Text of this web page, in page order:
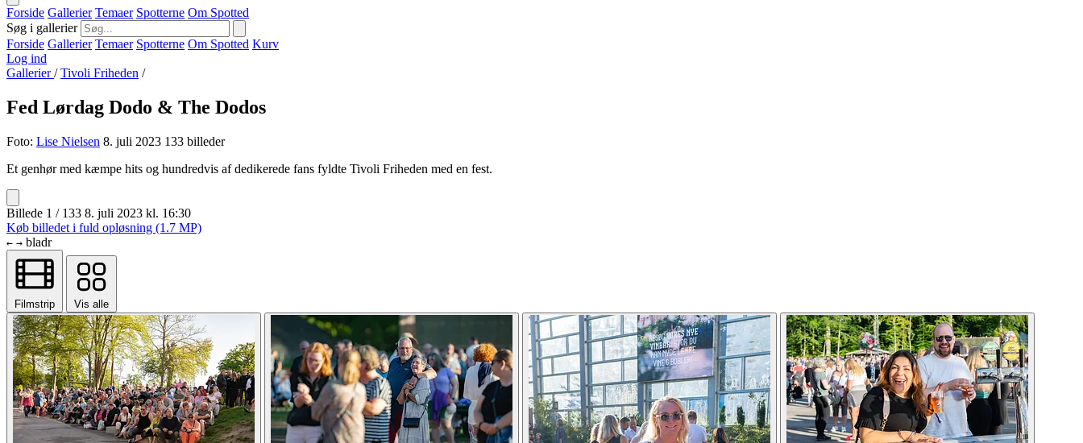
Forside Gallerier Temaer Spotterne Om Spotted
Søg i gallerier
Forside Gallerier Temaer Spotterne Om Spotted Kurv
Log ind
Gallerier/ Tivoli Friheden /
Fed Lørdag Dodo & The Dodos
Foto: Lise Nielsen 8. juli 2023 133 billeder
Et genhør med kæmpe hits og hundredvis af dedikerede fans fyldte Tivoli Friheden med en fest.
Billede 1 / 133 8. juli 2023 kl. 16:30
Køb billedet i fuld opløsning (1.7 MP)
← → bladr
Filmstrip Vis alle